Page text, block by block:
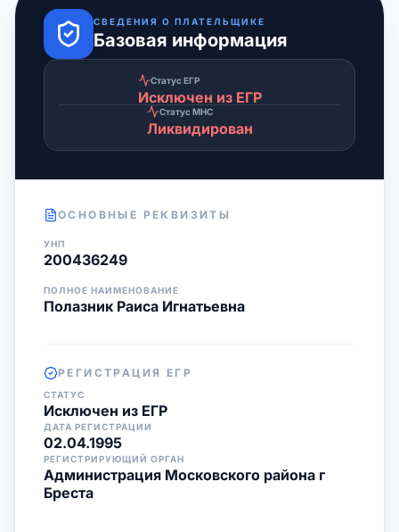
СВЕДЕНИЯ О ПЛАТЕЛЬЩИКЕ
Базовая информация
Статус ЕГР
Исключен из ЕГР
Статус МНС
Ликвидирован
ОСНОВНЫЕ РЕКВИЗИТЫ
УНП
200436249
ПОЛНОЕ НАИМЕНОВАНИЕ
Полазник Раиса Игнатьевна
РЕГИСТРАЦИЯ ЕГР
СТАТУС
Исключен из ЕГР
ДАТА РЕГИСТРАЦИИ
02.04.1995
РЕГИСТРИРУЮЩИЙ ОРГАН
Администрация Московского района г
Бреста